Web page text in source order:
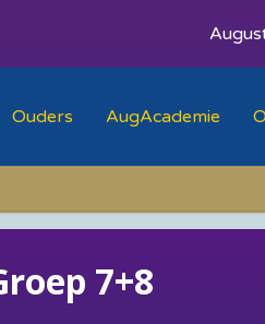
Ouders AugAcademie
7+8